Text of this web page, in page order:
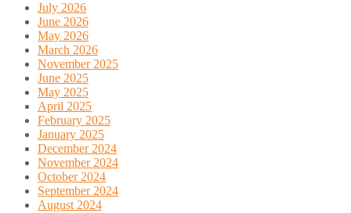
July 2026
June 2026
May 2026
March 2026
November 2025
June 2025
May 2025
April 2025
February 2025
January 2025
December 2024
November 2024
October 2024
September 2024
August 2024